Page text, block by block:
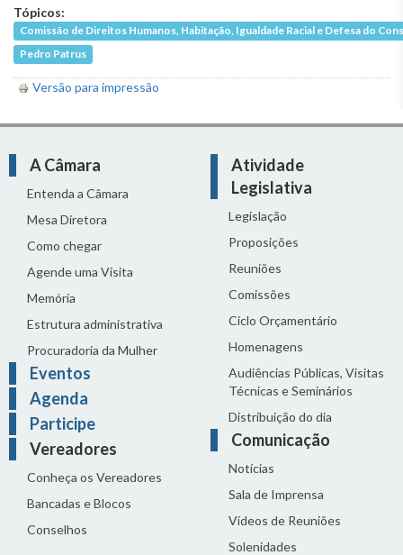
Tópicos:
Comissão de Direitos Humanos, Habitação, Igualdade Racial e Defesa do
Pedro Patrus
Versão para impressão
A Câmara
Entenda a Câmara
Mesa Diretora
Como chegar
Agende uma Visita
Memória
Estrutura administrativa
Procuradoria da Mulher
Eventos
Agenda
Participe
Vereadores
Conheça os Vereadores
Bancadas e Blocos
Conselhos
Atividade
Legislativa
Legislação
Proposições
Reuniões
Comissões
Ciclo Orçamentário
Homenagens
Audiências Públicas, Visitas
Técnicas e Seminários
Distribuição do dia
Comunicação
Notícias
Sala de Imprensa
Vídeos de Reuniões
Solenidades